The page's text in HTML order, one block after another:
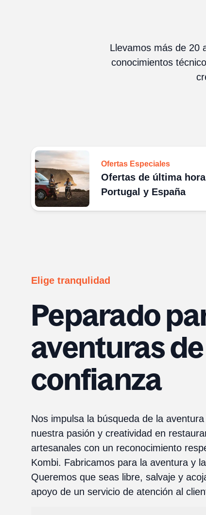
Llevamos más de 20
conocimientos
Ofertas Especiales
Ofertas de última
Portugal y España
Elige tranqulidad
Peparado
aventuras de
confianza
Nos impulsa la búsqueda de la
nuestra pasión y creatividad en
artesanales con un reconocimiento
Kombi. Fabricamos para la aventura y
Queremos que seas libre, salvaje y
apoyo de un servicio de atención al